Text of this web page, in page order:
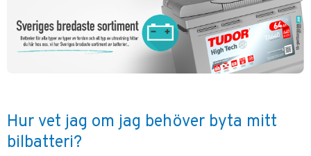
Hur vet jag om jag behöver byta mitt
bilbatteri?